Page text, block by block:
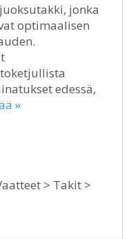
jonka
optimaalisen
edessä,
»
> Takit >